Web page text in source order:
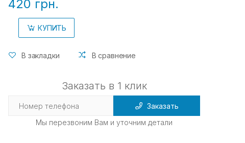
420 грн.
КУПИТЬ
В закладки В сравнение
Заказать в 1 клик
Заказать
Мы перезвоним Вам и уточним детали